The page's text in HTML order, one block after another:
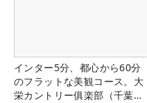
インター5分、都心から60分
のフラットな美観コース。大
栄カントリー俱楽部（千葉